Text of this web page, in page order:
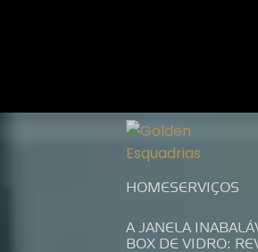
HOME SERVIÇOS
A JANELA
BOX DE VIDRO: